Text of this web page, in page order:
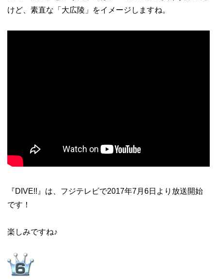
けど、素直な「大広陵」をイメージしますね。
『DIVE!!』は、フジテレビで2017年7月6日より放送開始
です！
楽しみですね♪